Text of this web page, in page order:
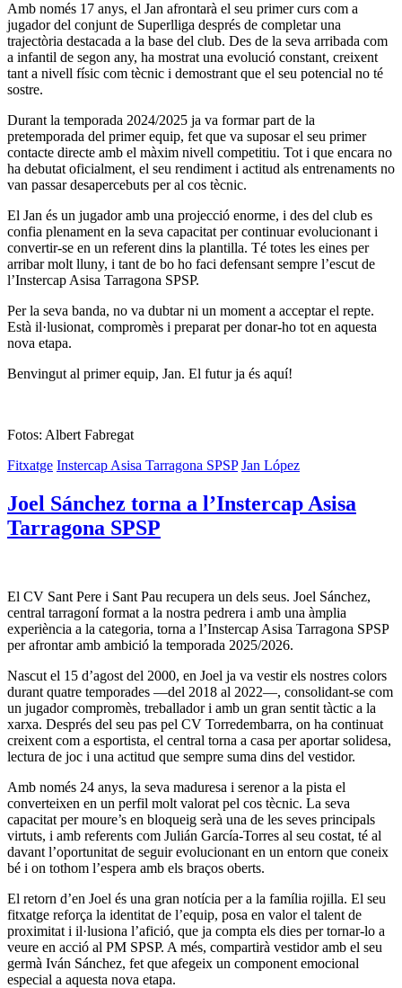
Amb només 17 anys, el Jan afrontarà el seu primer curs com a
jugador del conjunt de Superlliga després de completar una
trajectòria destacada a la base del club. Des de la seva arribada com
a infantil de segon any, ha mostrat una evolució constant, creixent
tant a nivell físic com tècnic i demostrant que el seu potencial no té
sostre.
Durant la temporada 2024/2025 ja va formar part de la
pretemporada del primer equip, fet que va suposar el seu primer
contacte directe amb el màxim nivell competitiu. Tot i que encara no
ha debutat oficialment, el seu rendiment i actitud als entrenaments no
van passar desapercebuts per al cos tècnic.
El Jan és un jugador amb una projecció enorme, i des del club es
confia plenament en la seva capacitat per continuar evolucionant i
convertir-se en un referent dins la plantilla. Té totes les eines per
arribar molt lluny, i tant de bo ho faci defensant sempre l’escut de
l’Instercap Asisa Tarragona SPSP.
Per la seva banda, no va dubtar ni un moment a acceptar el repte.
Està il·lusionat, compromès i preparat per donar-ho tot en aquesta
nova etapa.
Benvingut al primer equip, Jan. El futur ja és aquí!
Fotos: Albert Fabregat
Fitxatge Instercap Asisa Tarragona SPSP Jan López
Joel Sánchez torna a l’Instercap Asisa
Tarragona SPSP
El CV Sant Pere i Sant Pau recupera un dels seus. Joel Sánchez,
central tarragoní format a la nostra pedrera i amb una àmplia
experiència a la categoria, torna a l’Instercap Asisa Tarragona SPSP
per afrontar amb ambició la temporada 2025/2026.
Nascut el 15 d’agost del 2000, en Joel ja va vestir els nostres colors
durant quatre temporades —del 2018 al 2022—, consolidant-se com
un jugador compromès, treballador i amb un gran sentit tàctic a la
xarxa. Després del seu pas pel CV Torredembarra, on ha continuat
creixent com a esportista, el central torna a casa per aportar solidesa,
lectura de joc i una actitud que sempre suma dins del vestidor.
Amb només 24 anys, la seva maduresa i serenor a la pista el
converteixen en un perfil molt valorat pel cos tècnic. La seva
capacitat per moure’s en bloqueig serà una de les seves principals
virtuts, i amb referents com Julián García-Torres al seu costat, té al
davant l’oportunitat de seguir evolucionant en un entorn que coneix
bé i on tothom l’espera amb els braços oberts.
El retorn d’en Joel és una gran notícia per a la família rojilla. El seu
fitxatge reforça la identitat de l’equip, posa en valor el talent de
proximitat i il·lusiona l’afició, que ja compta els dies per tornar-lo a
veure en acció al PM SPSP. A més, compartirà vestidor amb el seu
germà Iván Sánchez, fet que afegeix un component emocional
especial a aquesta nova etapa.